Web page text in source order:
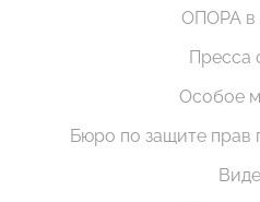
ОПОРА в
Пресса
Особое
Бюро по защите прав